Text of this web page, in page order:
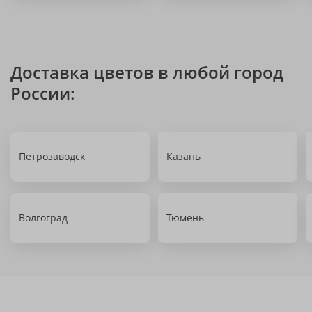
Доставка цветов в любой город
России:
Петрозаводск Казань
Волгоград Тюмень